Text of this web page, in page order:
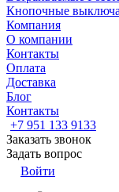
Кнопочные
Компания
О компании
Контакты
Оплата
Доставка
Блог
Контакты
+7 951 133 9133
Заказать звонок
Задать вопрос
Войти